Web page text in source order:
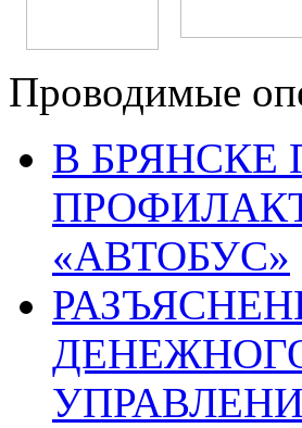
Проводимые
В БРЯНСКЕ
«АВТОБУС»